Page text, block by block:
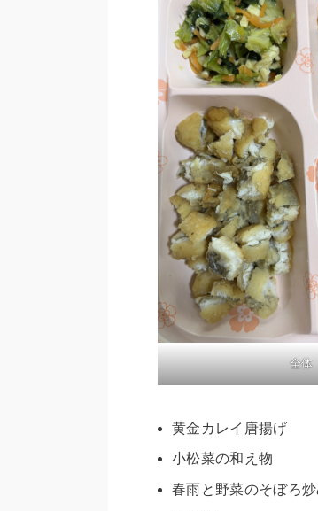
全体
黄金カレイ唐揚げ
小松菜の和え物
春雨と野菜のそぼろ炒